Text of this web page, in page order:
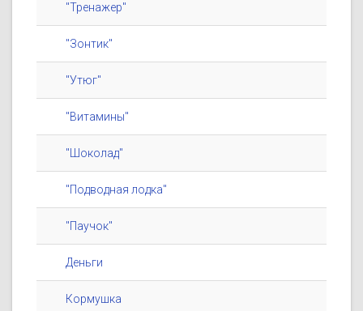
"Тренажер"
"Зонтик"
"Утюг"
"Витамины"
"Шоколад"
"Подводная лодка"
"Паучок"
Деньги
Кормушка